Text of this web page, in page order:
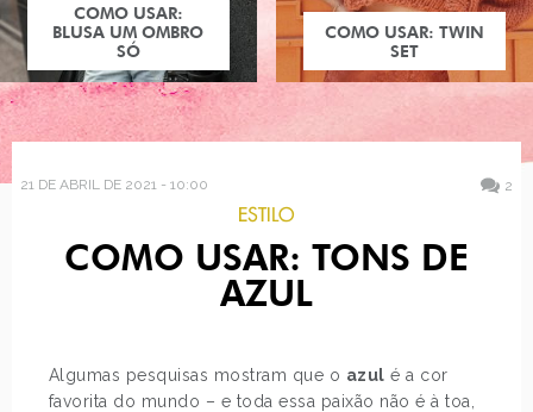
COMO USAR:
BLUSA UM OMBRO
SÓ
COMO USAR: TWIN
SET
21 DE ABRIL DE 2021 - 10:00 2
ESTILO
COMO USAR: TONS DE
AZUL
Algumas pesquisas mostram que o azul é a cor
favorita do mundo – e toda essa paixão não é à toa,